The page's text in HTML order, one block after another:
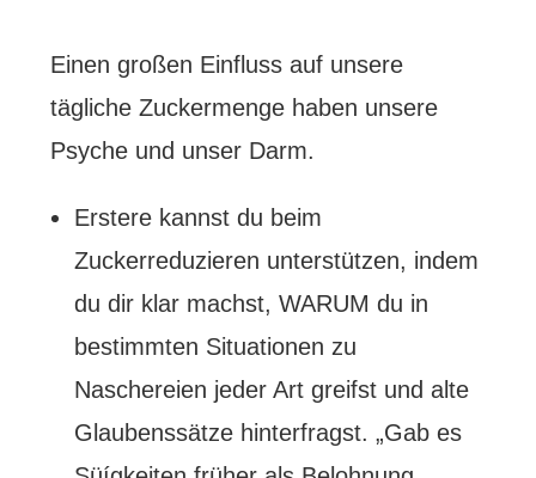
Einen großen Einfluss auf unsere
tägliche Zuckermenge haben unsere
Psyche und unser Darm.
Erstere kannst du beim
Zuckerreduzieren unterstützen, indem
du dir klar machst, WARUM du in
bestimmten Situationen zu
Naschereien jeder Art greifst und alte
Glaubenssätze hinterfragst. „Gab es